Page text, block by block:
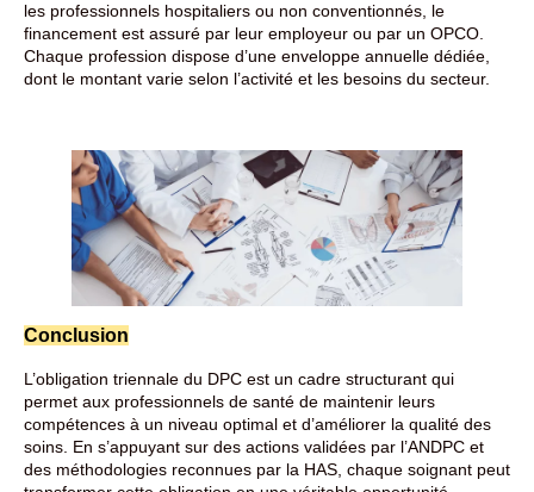
les professionnels hospitaliers ou non conventionnés, le
financement est assuré par leur employeur ou par un OPCO.
Chaque profession dispose d’une enveloppe annuelle dédiée,
dont le montant varie selon l’activité et les besoins du secteur.
Conclusion
L’obligation triennale du DPC est un cadre structurant qui
permet aux professionnels de santé de maintenir leurs
compétences à un niveau optimal et d’améliorer la qualité des
soins. En s’appuyant sur des actions validées par l’ANDPC et
des méthodologies reconnues par la HAS, chaque soignant peut